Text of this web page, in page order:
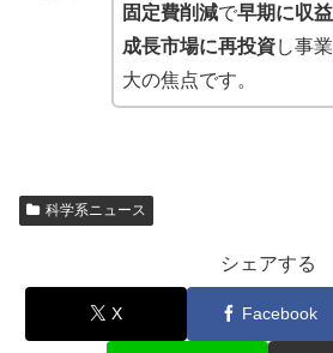
固定費削減で早期に収
成長市場に再投資し事
大の焦点です。
科学系ニュース
シェアする
X Facebook